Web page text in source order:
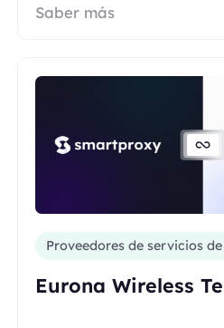
Saber más
Proveedores de servicios
Eurona Wireless